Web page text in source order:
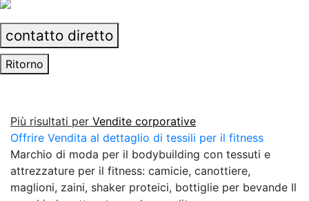
contatto diretto
Ritorno
Più risultati per Vendite corporative
Offrire Vendita al dettaglio di tessili per il fitness
Marchio di moda per il bodybuilding con tessuti e
attrezzature per il fitness: camicie, canottiere,
maglioni, zaini, shaker proteici, bottiglie per bevande Il